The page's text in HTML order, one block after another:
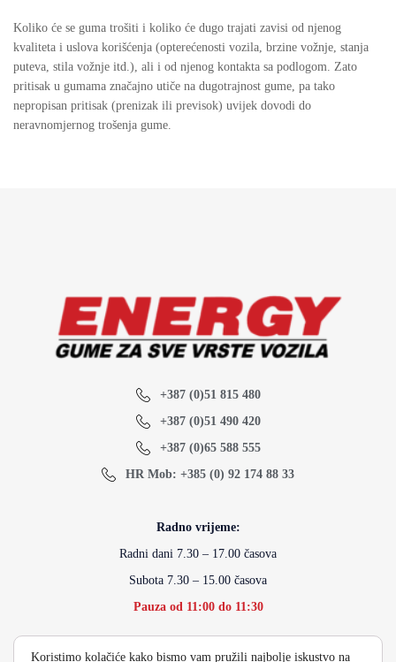
Koliko će se guma trošiti i koliko će dugo trajati zavisi od njenog
kvaliteta i uslova korišćenja (opterećenosti vozila, brzine vožnje, stanja
puteva, stila vožnje itd.), ali i od njenog kontakta sa podlogom. Zato
pritisak u gumama značajno utiče na dugotrajnost gume, pa tako
nepropisan pritisak (prenizak ili previsok) uvijek dovodi do
neravnomjernog trošenja gume.
+387 (0)51 815 480
+387 (0)51 490 420
+387 (0)65 588 555
HR Mob: +385 (0) 92 174 88 33
Radno vrijeme:
Radni dani 7.30 – 17.00 časova
Subota 7.30 – 15.00 časova
Pauza od 11:00 do 11:30
Koristimo kolačiće kako bismo vam pružili najbolje iskustvo na